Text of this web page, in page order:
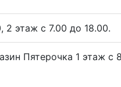
2 этаж с 7.00 до 18.00.
Пятерочка 1 этаж с